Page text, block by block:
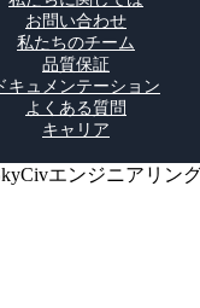
お問い合わせ
私たちのチーム
品質保証
ドキュメンテーション
よくある質問
キャリア
エンジニアリン